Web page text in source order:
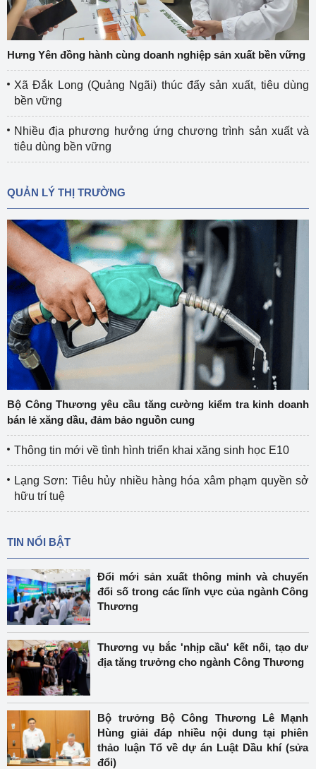
Hưng Yên đồng hành cùng doanh nghiệp sản xuất bền vững
Xã Đắk Long (Quảng Ngãi) thúc đẩy sản xuất, tiêu dùng
bền vững
Nhiều địa phương hưởng ứng chương trình sản xuất và
tiêu dùng bền vững
QUẢN LÝ THỊ TRƯỜNG
Bộ Công Thương yêu cầu tăng cường kiểm tra kinh doanh
bán lẻ xăng dầu, đảm bảo nguồn cung
Thông tin mới về tình hình triển khai xăng sinh học E10
Lạng Sơn: Tiêu hủy nhiều hàng hóa xâm phạm quyền sở
hữu trí tuệ
TIN NỔI BẬT
Đổi mới sản xuất thông minh và chuyển
đổi số trong các lĩnh vực của ngành Công
Thương
Thương vụ bắc 'nhịp cầu' kết nối, tạo dư
địa tăng trưởng cho ngành Công Thương
Bộ trưởng Bộ Công Thương Lê Mạnh
Hùng giải đáp nhiều nội dung tại phiên
thảo luận Tổ về dự án Luật Dầu khí (sửa
đổi)